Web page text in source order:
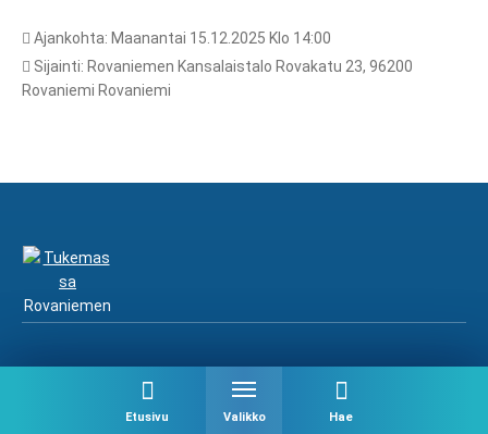
Etusivu Valikko Hae
Ajankohta: Maanantai 15.12.2025 Klo 14:00
Sijainti: Rovaniemen Kansalaistalo Rovakatu 23, 96200
Rovaniemi Rovaniemi
Rovaniemen Neuvokas